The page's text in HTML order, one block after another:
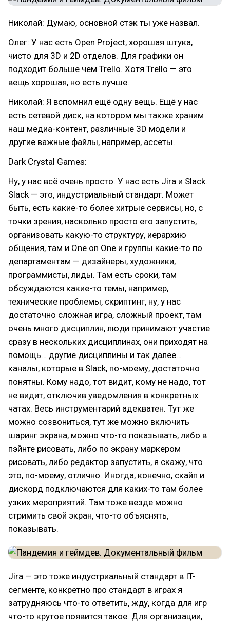
Николай: Думаю, основной стэк ты уже назвал.
Олег: У нас есть Open Project, хорошая штука,
чисто для 3D и 2D отделов. Для графики он
подходит больше чем Trello. Хотя Trello — это
вещь хорошая, но есть лучше.
Николай: Я вспомнил ещё одну вещь. Ещё у нас
есть сетевой диск, на котором мы также храним
наш медиа-контент, различные 3D модели и
другие важные файлы, например, ассеты.
Dark Crystal Games:
Ну, у нас всё очень просто. У нас есть Jira и Slack.
Slack — это, индустриальный стандарт. Может
быть, есть какие-то более хитрые сервисы, но, с
точки зрения, насколько просто его запустить,
организовать какую-то структуру, иерархию
общения, там и One on One и группы какие-то по
департаментам — дизайнеры, художники,
программисты, лиды. Там есть сроки, там
обсуждаются какие-то темы, например,
технические проблемы, скриптинг, ну, у нас
достаточно сложная игра, сложный проект, там
очень много дисциплин, люди принимают участие
сразу в нескольких дисциплинах, они приходят на
помощь… другие дисциплины и так далее…
каналы, которые в Slack, по-моему, достаточно
понятны. Кому надо, тот видит, кому не надо, тот
не видит, отключив уведомления в конкретных
чатах. Весь инструментарий адекватен. Тут же
можно созвониться, тут же можно включить
шаринг экрана, можно что-то показывать, либо в
пэйнте рисовать, либо по экрану маркером
рисовать, либо редактор запустить, я скажу, что
это, по-моему, отлично. Иногда, конечно, скайп и
дискорд подключаются для каких-то там более
узких мероприятий. Там тоже везде можно
стримить свой экран, что-то объяснять,
показывать.
Jira — это тоже индустриальный стандарт в IT-
сегменте, конкретно про стандарт в играх я
затрудняюсь что-то ответить, жду, когда для игр
что-то крутое появится такое. Для организации,